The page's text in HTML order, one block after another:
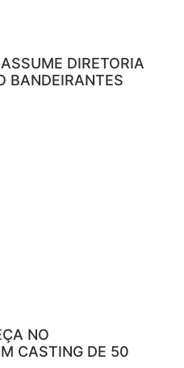
DIRETORIA
BANDEIRANTES
NO
CASTING DE 50